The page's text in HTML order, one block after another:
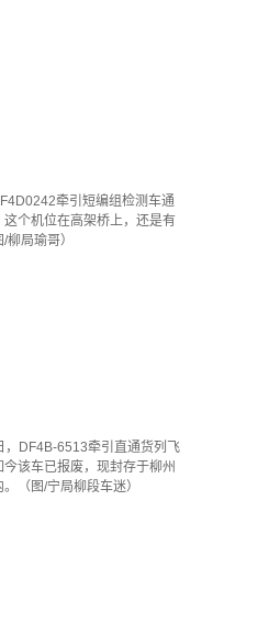
牵引短编组检测车通
个机位在高架桥上，还是有
局瑜哥）
，DF4B-6513牵引直通货列飞
该车已报废，现封存于柳州
（图/宁局柳段车迷）